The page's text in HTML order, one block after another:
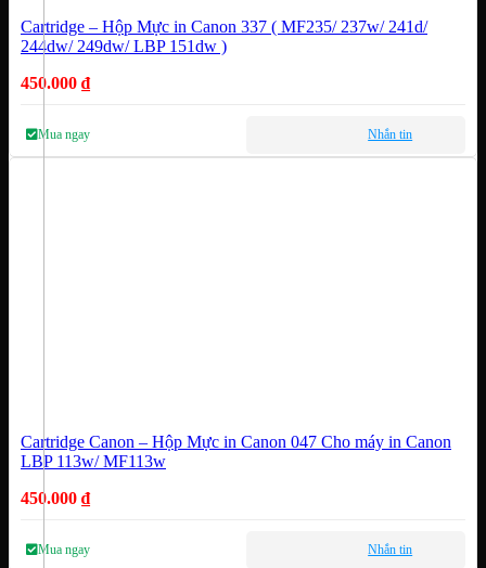
Cartridge – Hộp Mực in Canon 337 ( MF235/ 237w/ 241d/
244dw/ 249dw/ LBP 151dw )
450.000 ₫
Mua ngay Nhắn tin
Cartridge Canon – Hộp Mực in Canon 047 Cho máy in Canon
LBP 113w/ MF113w
450.000 ₫
Mua ngay Nhắn tin